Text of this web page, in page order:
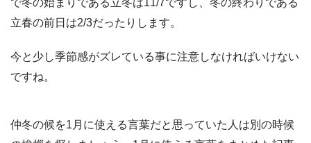
立春の前日は2/3だったりします。
今と少し季節感がズレている事に注意しなければいけない
ですね。
仲冬の候を1月に使える言葉だと思っていた人は別の時候